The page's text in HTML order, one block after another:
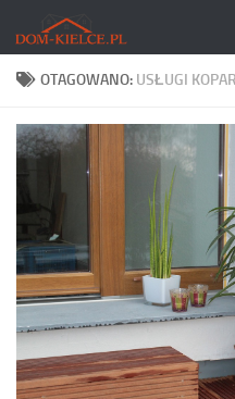
Skip to content
OTAGOWANO: USŁUGI